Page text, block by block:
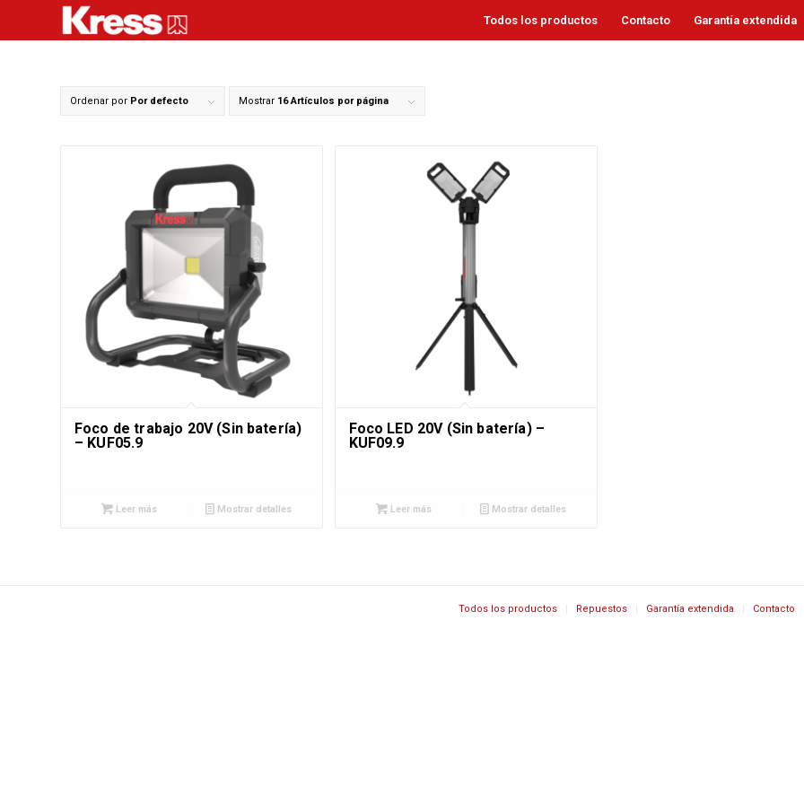
Todos los productos Contacto Garantía extendida
Ordenar por Por defecto Mostrar 16 Artículos por página
Foco de trabajo 20V (Sin batería)
– KUF05.9
Leer más Mostrar detalles
Foco LED 20V (Sin batería) –
KUF09.9
Leer más Mostrar detalles
Todos los productos Repuestos Garantía extendida Contacto